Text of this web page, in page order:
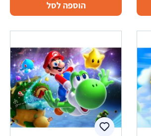
הוספה לסל